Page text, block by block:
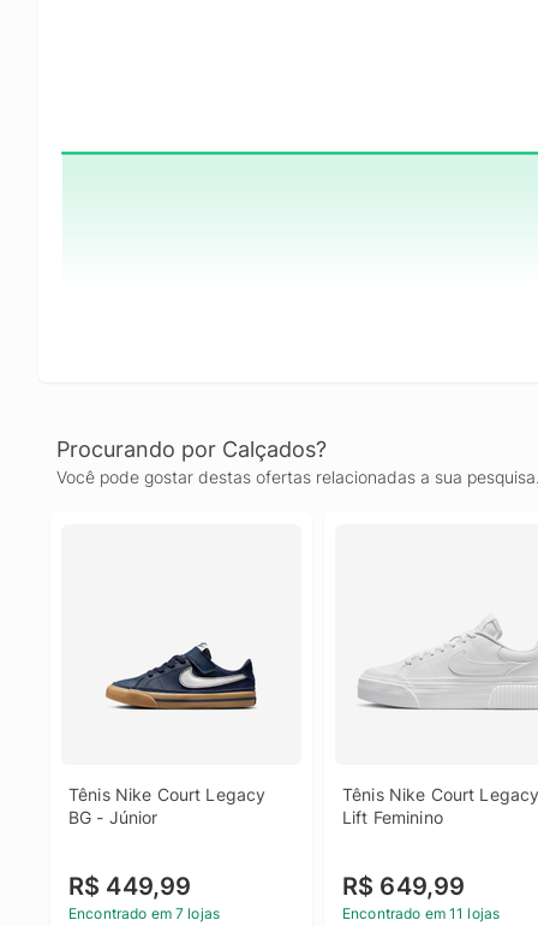
Procurando por Calçados?
Você pode gostar destas ofertas relacionadas a sua
Tênis Nike Court Legacy
BG - Júnior
R$ 449,99
Encontrado em 7 lojas
Tênis Nike Court
Lift Feminino
R$ 649,99
Encontrado em 11 lojas